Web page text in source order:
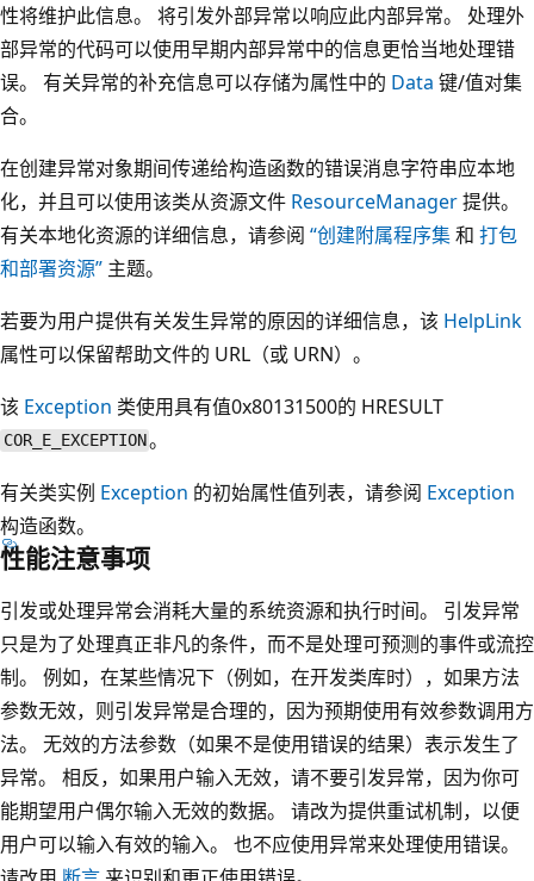
性将维护此信息。 将引发外部异常以响应此内部异常。 处理外
部异常的代码可以使用早期内部异常中的信息更恰当地处理错
误。 有关异常的补充信息可以存储为属性中的 Data 键/值对集
合。
在创建异常对象期间传递给构造函数的错误消息字符串应本地
化，并且可以使用该类从资源文件 ResourceManager提供。
有关本地化资源的详细信息，请参阅 “创建附属程序集和 打包
和部署资源” 主题。
若要为用户提供有关发生异常的原因的详细信息，该 HelpLink
属性可以保留帮助文件的 URL（或 URN）。
该 Exception 类使用具有值0x80131500的 HRESULT
COR_E_EXCEPTION。
有关类实例 Exception 的初始属性值列表，请参阅 Exception
构造函数。
性能注意事项
引发或处理异常会消耗大量的系统资源和执行时间。 引发异常
只是为了处理真正非凡的条件，而不是处理可预测的事件或流控
制。 例如，在某些情况下（例如，在开发类库时），如果方法
参数无效，则引发异常是合理的，因为预期使用有效参数调用方
法。 无效的方法参数（如果不是使用错误的结果）表示发生了
异常。 相反，如果用户输入无效，请不要引发异常，因为你可
能期望用户偶尔输入无效的数据。 请改为提供重试机制，以便
用户可以输入有效的输入。 也不应使用异常来处理使用错误。